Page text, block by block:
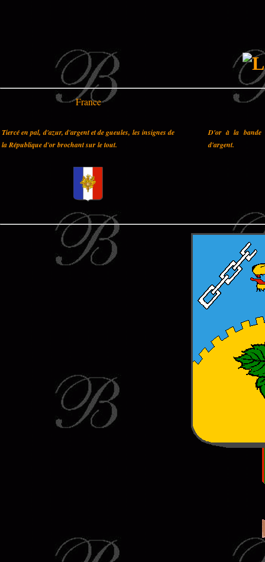
France
Tiercé en pal, d'azur, d'argent et de gueules, les insignes de
la République d'or brochant sur le tout.
D'or à la bande
d'argent.